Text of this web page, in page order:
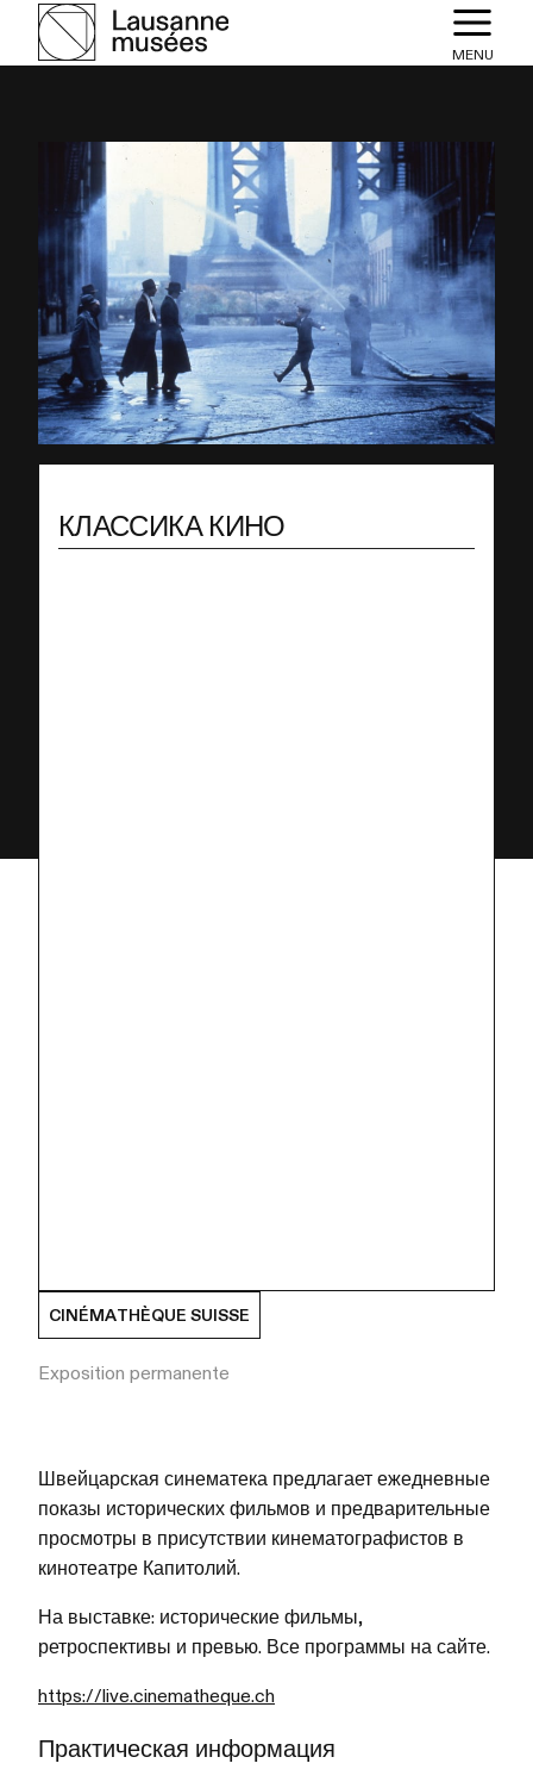
MENU
КЛАССИКА КИНО
CINÉMATHÈQUE SUISSE
Exposition permanente
Швейцарская синематека предлагает ежедневные
показы исторических фильмов и предварительные
просмотры в присутствии кинематографистов в
кинотеатре Капитолий.
На выставке: исторические фильмы,
ретроспективы и превью. Все программы на сайте.
https://live.cinematheque.ch
Практическая информация